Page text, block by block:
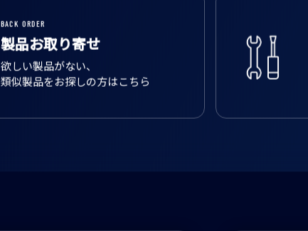
BACK ORDER
製品お取り寄せ
欲しい製品がない、
類似製品をお探しの方はこちら